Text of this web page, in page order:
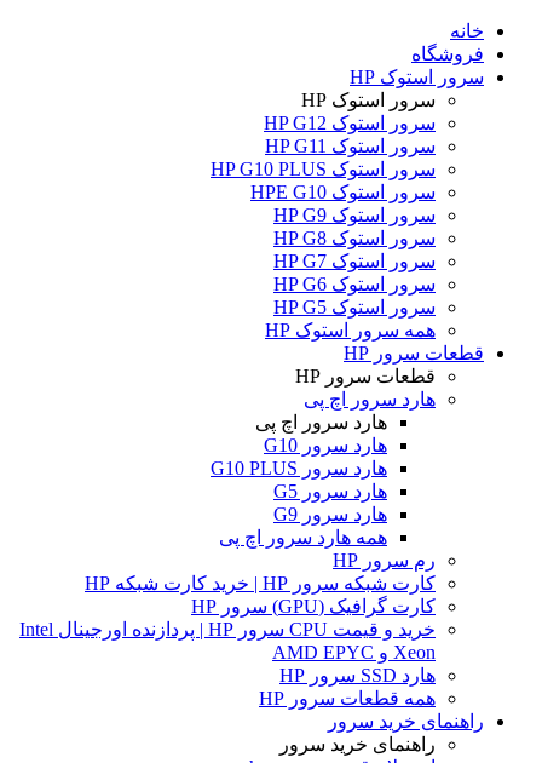
خانه
فروشگاه
سرور استوک HP
سرور استوک HP
سرور استوک HP G12
سرور استوک HP G11
سرور استوک HP G10 PLUS
سرور استوک HPE G10
سرور استوک HP G9
سرور استوک HP G8
سرور استوک HP G7
سرور استوک HP G6
سرور استوک HP G5
همه سرور استوک HP
قطعات سرور HP
قطعات سرور HP
هارد سرور اچ پی
هارد سرور اچ پی
هارد سرور G10
هارد سرور G10 PLUS
هارد سرور G5
هارد سرور G9
همه هارد سرور اچ پی
رم سرور HP
کارت شبکه سرور HP | خرید کارت شبکه HP
کارت گرافیک (GPU) سرور HP
خرید و قیمت CPU سرور HP | پردازنده اورجینال Intel
Xeon و AMD EPYC
هارد SSD سرور HP
همه قطعات سرور HP
راهنمای خرید سرور
راهنمای خرید سرور